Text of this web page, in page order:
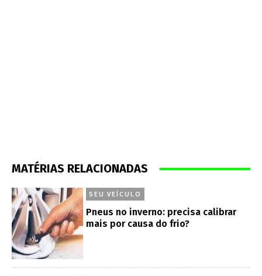
MATÉRIAS RELACIONADAS
SEU VEÍCULO
Pneus no inverno: precisa calibrar
mais por causa do frio?